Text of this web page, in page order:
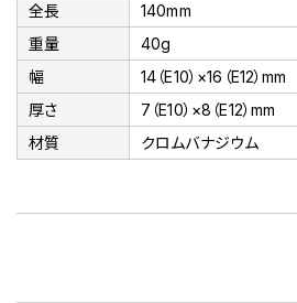
全長
140mm
重量
40g
幅
14（E10）×16（E12）mm
厚さ
7（E10）×8（E12）mm
材質
クロムバナジウム